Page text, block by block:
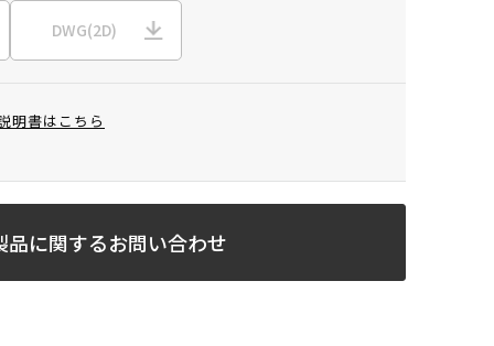
DWG(2D)
明書はこちら
品に関するお問い合わせ